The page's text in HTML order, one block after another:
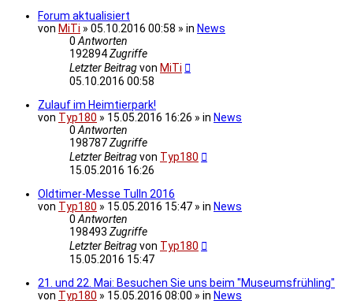
Forum aktualisiert
von MiTi » 05.10.2016 00:58 » in News
0Antworten
192894Zugriffe
Letzter Beitragvon MiTi
05.10.2016 00:58
Zulauf im Heimtierpark!
von Typ180 » 15.05.2016 16:26 » in News
0Antworten
198787Zugriffe
Letzter Beitragvon Typ180
15.05.2016 16:26
Oldtimer-Messe Tulln 2016
von Typ180 » 15.05.2016 15:47 » in News
0Antworten
198493 Zugriffe
Letzter Beitragvon Typ180
15.05.2016 15:47
21. und 22. Mai: Besuchen Sie uns beim "Museumsfrühling"
von Typ180 » 15.05.2016 08:00 » in News